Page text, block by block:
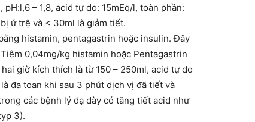
– 1,8, acid tự do: 15mEq/l, toàn phần:
ứ trệ và < 30ml là giảm tiết.
histamin, pentagastrin hoặc insulin. Đây
0,04mg/kg histamin hoặc Pentagastrin
giờ kích thích là từ 150 – 250ml, acid tự do
đa toan khi sau 3 phút dịch vị đã tiết và
các bệnh lý dạ dày có tăng tiết acid như
3).